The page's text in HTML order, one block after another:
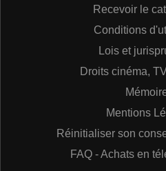
Recevoir le
Conditions
Lois et
Droits cinéma,
Mentions
Réinitialiser son
FAQ - Achats en